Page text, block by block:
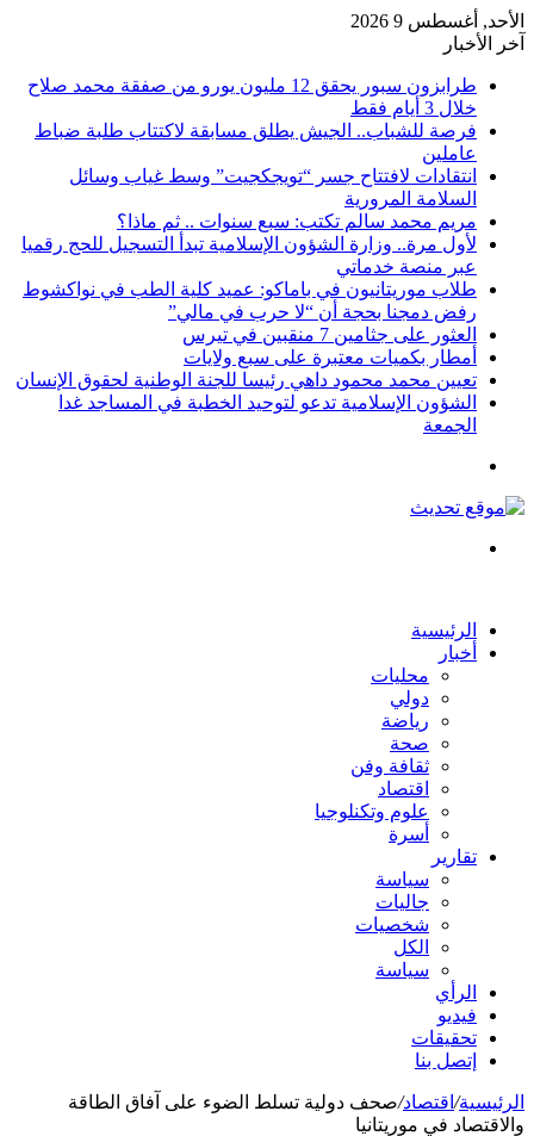
الأحد, أغسطس 9 2026
آخر الأخبار
طرابزون سبور يحقق 12 مليون يورو من صفقة محمد صلاح
خلال 3 أيام فقط
فرصة للشباب.. الجيش يطلق مسابقة لاكتتاب طلبة ضباط
عاملين
انتقادات لافتتاح جسر “تويجكجيت” وسط غياب وسائل
السلامة المرورية
مريم محمد سالم تكتب: سبع سنوات .. ثم ماذا؟
لأول مرة.. وزارة الشؤون الإسلامية تبدأ التسجيل للحج رقميا
عبر منصة خدماتي
طلاب موريتانيون في باماكو: عميد كلية الطب في نواكشوط
رفض دمجنا بحجة أن “لا حرب في مالي”
العثور على جثامين 7 منقبين في تيرس
أمطار بكميات معتبرة على سبع ولايات
تعيين محمد محمود داهي رئيسا للجنة الوطنية لحقوق الإنسان
الشؤون الإسلامية تدعو لتوحيد الخطبة في المساجد غدا
الجمعة
الرئيسية
أخبار
محليات
دولي
رياضة
صحة
ثقافة وفن
اقتصاد
علوم وتكنلوجيا
أسرة
تقارير
سياسة
جاليات
شخصيات
الكل
سياسة
الرأي
فيديو
تحقيقات
إتصل بنا
الرئيسية/ اقتصاد/صحف دولية تسلط الضوء على آفاق الطاقة
والاقتصاد في موريتانيا